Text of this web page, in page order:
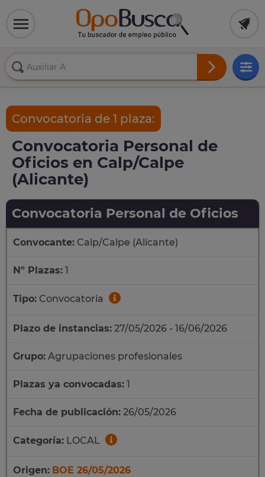
Convocatoria de 1 plaza:
Convocatoria Personal de
Oficios en Calp/Calpe
(Alicante)
Convocatoria Personal de Oficios
Convocante: Calp/Calpe (Alicante)
Nº Plazas: 1
Tipo: Convocatoria
Plazo de instancias: 27/05/2026 - 16/06/2026
Grupo: Agrupaciones profesionales
Plazas ya convocadas: 1
Fecha de publicación: 26/05/2026
Categoría: LOCAL
Origen: BOE 26/05/2026